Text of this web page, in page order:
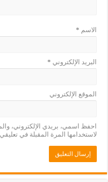
الاسم *
البريد الإلكتروني *
الموقع الإلكتروني
احفظ اسمي، بريدي الإلكتروني،
لاستخدامها المرة المقبلة في